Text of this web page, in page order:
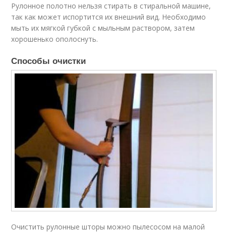
Рулонное полотно нельзя стирать в стиральной машине,
так как может испортится их внешний вид. Необходимо
мыть их мягкой губкой с мыльным раствором, затем
хорошенько ополоснуть.
Способы очистки
Очистить рулонные шторы можно пылесосом на малой